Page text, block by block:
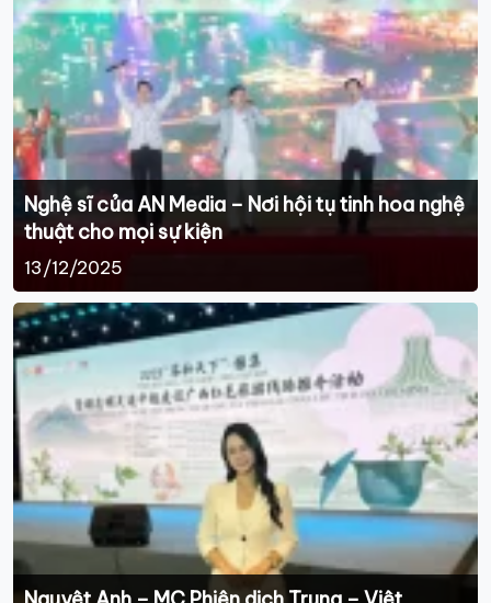
Nghệ sĩ của AN Media – Nơi hội tụ tinh hoa nghệ
thuật cho mọi sự kiện
13/12/2025